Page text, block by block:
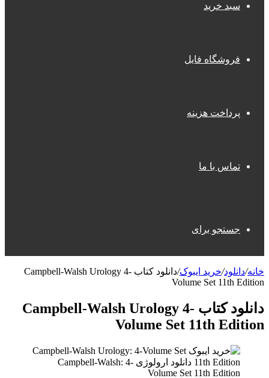
سبد خرید
فروشگاه فایل
پرداخت هزینه
تماس با ما
جستجو برای
/دانلود/خرید ایبوک/
دانلود کتاب Campbell-Walsh Urology 4-
Volume Set 11th
دانلود کتاب Campbell-Walsh Urology 4-
Volume Set 11th